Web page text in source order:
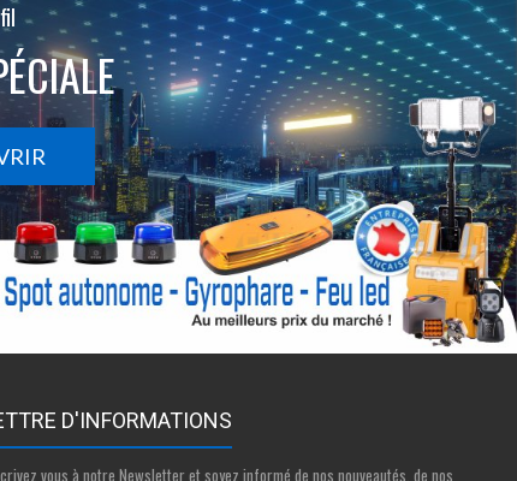
D'INFORMATIONS
vous à notre Newsletter et soyez informé de nos nouveautés, de nos